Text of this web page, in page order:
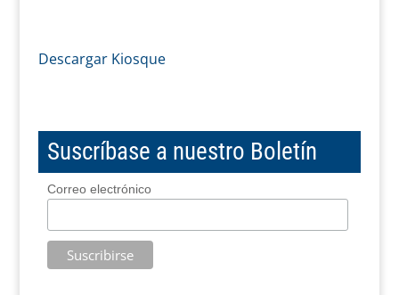
Descargar Kiosque
Suscríbase a nuestro Boletín
Correo electrónico